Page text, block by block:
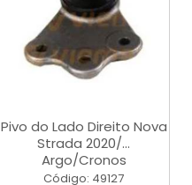
Pivo do Lado Direito Nova
Strada 2020/...
Argo/Cronos
Código: 49127